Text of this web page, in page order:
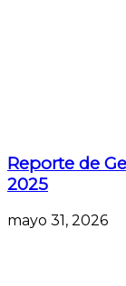
Reporte de
2025
mayo 31, 2026